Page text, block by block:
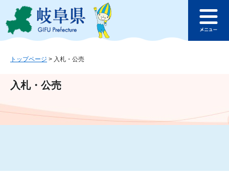
ジ
ュ
文
このページの本文へ
ュ
トップページ > 入札・公売
入札・公売